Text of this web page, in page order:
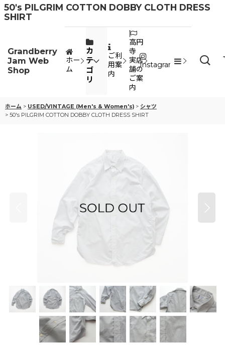
50's PILGRIM COTTON DOBBY CLOTH DRESS
SHIRT
Grandberry
Jam Web
Shop
ホー
ム
カ
テ
ゴ
リ
ご利
用案
内
高円
寺
実店
舗の
ご案
内
Instagram
ホーム > USED/VINTAGE (Men's & Women's) > シャツ
> 50's PILGRIM COTTON DOBBY CLOTH DRESS SHIRT